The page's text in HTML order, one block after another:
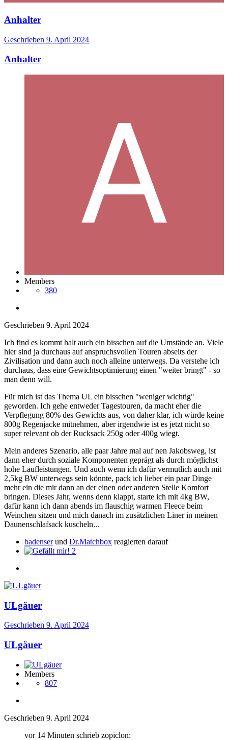
Anhalter
Geschrieben 9. April 2024
Anhalter
Members
380
Geschrieben 9. April 2024
Ich find es kommt halt auch ein bisschen auf die Umstände an. Viele
hier sind ja durchaus auf anspruchsvollen Touren abseits der
Zivilisation und dann auch noch alleine unterwegs. Da verstehe ich
durchaus, dass eine Gewichtsoptimierung einen "weiter bringt" - so
man denn will.
Für mich ist das Thema UL ein bisschen "weniger wichtig"
geworden. Ich gehe entweder Tagestouren, da macht eher die
Verpflegung 80% des Gewichts aus, von daher klar, ich würde keine
800g Regenjacke mitnehmen, aber irgendwie ist es jetzt nicht so
super relevant ob der Rucksack 250g oder 400g wiegt.
Mein anderes Szenario, alle paar Jahre mal auf nen Jakobsweg, ist
dann eher durch soziale Komponenten geprägt als durch möglichst
hohe Laufleistungen. Und auch wenn ich dafür vermutlich auch mit
2,5kg BW unterwegs sein könnte, pack ich lieber ein paar Dinge
mehr ein die mir dann an der einen oder anderen Stelle Komfort
bringen. Dieses Jahr, wenns denn klappt, starte ich mit 4kg BW,
dafür kann ich dann abends im flauschig warmen Fleece beim
Weinchen sitzen und mich danach im zusätzlichen Liner in meinen
Daunenschlafsack kuscheln...
badenserund Dr.Matchbox reagierten darauf
2
ULgäuer
Geschrieben 9. April 2024
ULgäuer
Members
807
Geschrieben 9. April 2024
vor 14 Minuten schrieb zopiclon: